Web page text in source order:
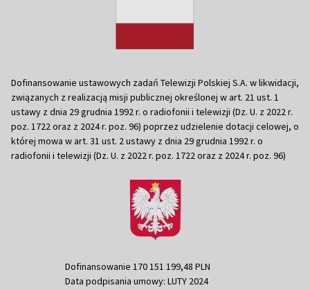
Dofinansowanie ustawowych zadań Telewizji Polskiej S.A. w likwidacji,
związanych z realizacją misji publicznej określonej w art. 21 ust. 1
ustawy z dnia 29 grudnia 1992 r. o radiofonii i telewizji (Dz. U. z 2022 r.
poz. 1722 oraz z 2024 r. poz. 96) poprzez udzielenie dotacji celowej, o
której mowa w art. 31 ust. 2 ustawy z dnia 29 grudnia 1992 r. o
radiofonii i telewizji (Dz. U. z 2022 r. poz. 1722 oraz z 2024 r. poz. 96)
Dofinansowanie 170 151 199,48 PLN
Data podpisania umowy: LUTY 2024